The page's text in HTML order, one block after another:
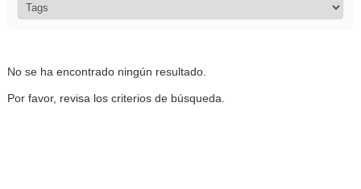
No se ha encontrado ningún resultado.
Por favor, revisa los criterios de búsqueda.